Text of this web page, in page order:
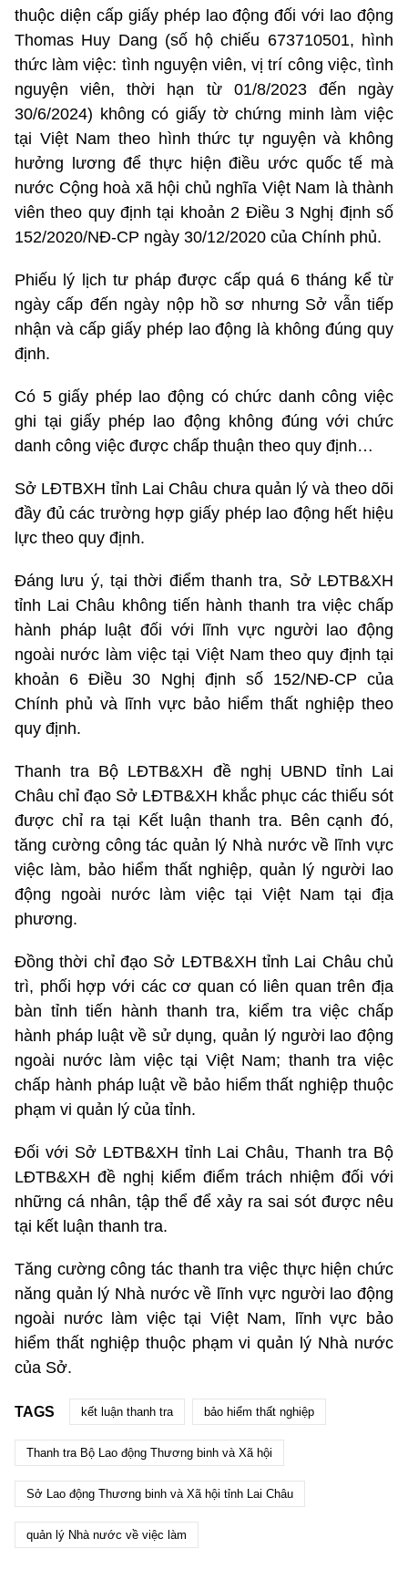
thuộc diện cấp giấy phép lao động đối với lao động
Thomas Huy Dang (số hộ chiếu 673710501, hình
thức làm việc: tình nguyện viên, vị trí công việc, tình
nguyện viên, thời hạn từ 01/8/2023 đến ngày
30/6/2024) không có giấy tờ chứng minh làm việc
tại Việt Nam theo hình thức tự nguyện và không
hưởng lương để thực hiện điều ước quốc tế mà
nước Cộng hoà xã hội chủ nghĩa Việt Nam là thành
viên theo quy định tại khoản 2 Điều 3 Nghị định số
152/2020/NĐ-CP ngày 30/12/2020 của Chính phủ.
Phiếu lý lịch tư pháp được cấp quá 6 tháng kể từ
ngày cấp đến ngày nộp hồ sơ nhưng Sở vẫn tiếp
nhận và cấp giấy phép lao động là không đúng quy
định.
Có 5 giấy phép lao động có chức danh công việc
ghi tại giấy phép lao động không đúng với chức
danh công việc được chấp thuận theo quy định…
Sở LĐTBXH tỉnh Lai Châu chưa quản lý và theo dõi
đầy đủ các trường hợp giấy phép lao động hết hiệu
lực theo quy định.
Đáng lưu ý, tại thời điểm thanh tra, Sở LĐTB&XH
tỉnh Lai Châu không tiến hành thanh tra việc chấp
hành pháp luật đối với lĩnh vực người lao động
ngoài nước làm việc tại Việt Nam theo quy định tại
khoản 6 Điều 30 Nghị định số 152/NĐ-CP của
Chính phủ và lĩnh vực bảo hiểm thất nghiệp theo
quy định.
Thanh tra Bộ LĐTB&XH đề nghị UBND tỉnh Lai
Châu chỉ đạo Sở LĐTB&XH khắc phục các thiếu sót
được chỉ ra tại Kết luận thanh tra. Bên cạnh đó,
tăng cường công tác quản lý Nhà nước về lĩnh vực
việc làm, bảo hiểm thất nghiệp, quản lý người lao
động ngoài nước làm việc tại Việt Nam tại địa
phương.
Đồng thời chỉ đạo Sở LĐTB&XH tỉnh Lai Châu chủ
trì, phối hợp với các cơ quan có liên quan trên địa
bàn tỉnh tiến hành thanh tra, kiểm tra việc chấp
hành pháp luật về sử dụng, quản lý người lao động
ngoài nước làm việc tại Việt Nam; thanh tra việc
chấp hành pháp luật về bảo hiểm thất nghiệp thuộc
phạm vi quản lý của tỉnh.
Đối với Sở LĐTB&XH tỉnh Lai Châu, Thanh tra Bộ
LĐTB&XH đề nghị kiểm điểm trách nhiệm đối với
những cá nhân, tập thể để xảy ra sai sót được nêu
tại kết luận thanh tra.
Tăng cường công tác thanh tra việc thực hiện chức
năng quản lý Nhà nước về lĩnh vực người lao động
ngoài nước làm việc tại Việt Nam, lĩnh vực bảo
hiểm thất nghiệp thuộc phạm vi quản lý Nhà nước
của Sở.
TAGS kết luận thanh tra bảo hiểm thất nghiệp
Thanh tra Bộ Lao động Thương binh và Xã hội
Sở Lao động Thương binh và Xã hội tỉnh Lai Châu
quản lý Nhà nước về việc làm